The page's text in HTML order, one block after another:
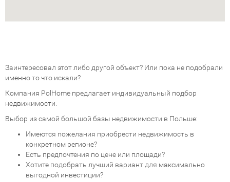
Заинтересовал этот либо другой объект? Или пока не подобрали
именно то что искали?
Компания PolHome предлагает индивидуальный подбор
недвижимости.
Выбор из самой большой базы недвижимости в Польше:
Имеются пожелания приобрести недвижимость в
конкретном регионе?
Есть предпочтения по цене или площади?
Хотите подобрать лучший вариант для максимально
выгодной инвестиции?